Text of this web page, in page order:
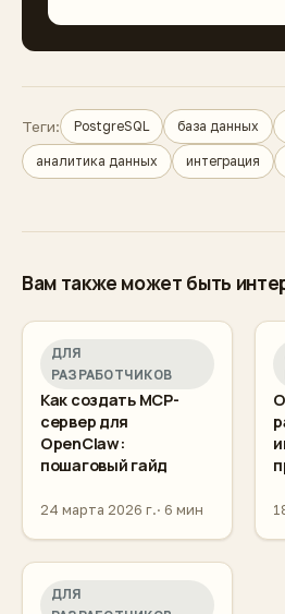
Теги: PostgreSQL база данных
аналитика данных интеграция
Вам также может быть
ДЛЯ
РАЗРАБОТЧИКОВ
Как создать MCP-
сервер для
OpenClaw:
пошаговый гайд
24 марта 2026 г. 6 мин
ДЛЯ